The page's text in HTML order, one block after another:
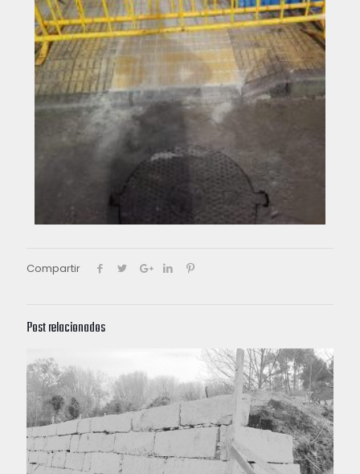
Compartir
Post relacionados